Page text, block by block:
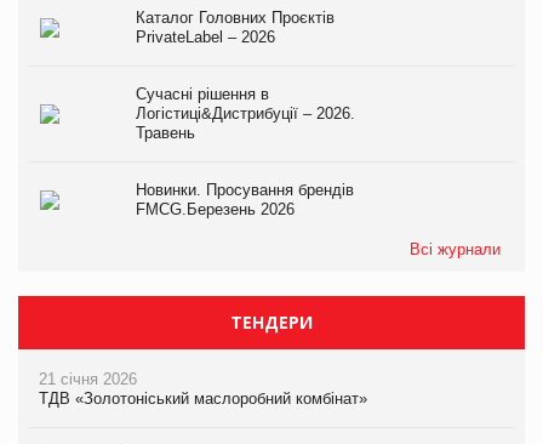
Каталог Головних Проєктів
PrivateLabel – 2026
Сучасні рішення в
Логістиці&Дистрибуції – 2026.
Травень
Новинки. Просування брендів
FMCG.Березень 2026
Всі журнали
ТЕНДЕРИ
21 січня 2026
ТДВ «Золотоніський маслоробний комбінат»